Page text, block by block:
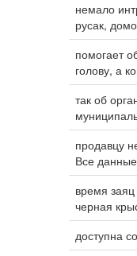
немало
русак,
помогает
голову, а
так об
продавцу
Все
время заяц
черная
доступна